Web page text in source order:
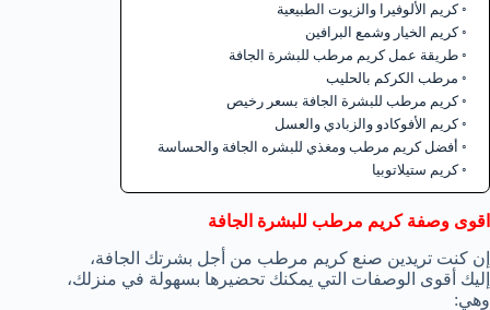
كريم الألوفيرا والزيوت الطبيعية
كريم الخيار وشمع البرافين
طريقة عمل كريم مرطب للبشرة الجافة
مرطب الكركم بالحليب
كريم مرطب للبشرة الجافة بسعر رخيص
كريم الأفوكادو والزبادي والعسل
أفضل كريم مرطب ومغذي للبشره الجافة والحساسة
كريم ستيلاتوبيا
اقوى وصفة كريم مرطب للبشرة الجافة
إن كنت تريدين صنع كريم مرطب من أجل بشرتك الجافة،
إليك أقوى الوصفات التي يمكنك تحضيرها بسهولة في منزلك،
وهي: